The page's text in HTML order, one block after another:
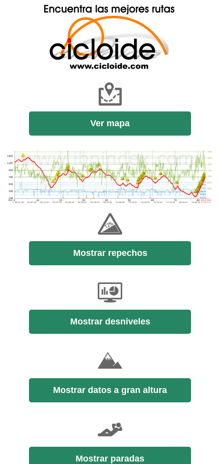
Ver mapa
Mostrar repechos
Mostrar desniveles
Mostrar datos a gran altura
Mostrar paradas